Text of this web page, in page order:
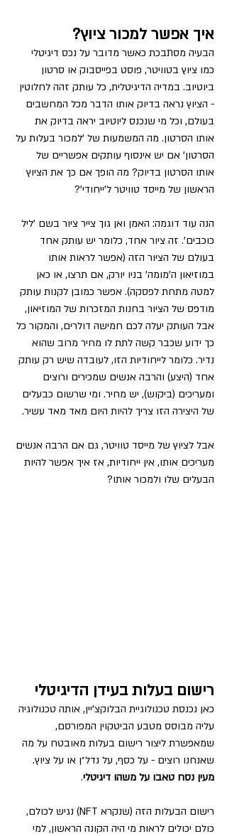
איך אפשר למכור ציוץ?
הבעיה מסתבכת כאשר מדובר על נכס דיגיטלי
כמו ציוץ בטוויטר, פוסט בפייסבוק או סרטון
ביוטיוב. במדיה הדיגיטלית, כל עותק זהה לחלוטין
- הציוץ נראה בדיוק אותו הדבר מכל המחשבים
בעולם, וכל מי שנכנס ליוטיוב יראה בדיוק את
אותו הסרטון. מה המשמעות של 'למכור בעלות על
הסרטון' אם יש אינסוף עותקים אפשריים של
אותו הסרטון בדיוק? מה הופך אם כך את הציוץ
הראשון של מייסד טוויטר ל'ייחודי'?
הנה עוד דוגמה: האמן ואן גוך צייר ציור בשם 'ליל
כוכבים'. זה ציור אחד, כלומר יש עותק אחד
בעולם של הציור הזה (אפשר לראות אותו
במוזיאון ה'מומה' בניו יורק, אם תרצו, או כאן
למטה מתחת לפסקה). אפשר כמובן לקנות עותק
מודפס של הציור בחנות המזכרות של המוזיאון,
אבל העותק יעלה לכם חמישה דולרים, והמקור כל
כך ידוע שכבר קשה לתת לו מחיר מרוב שהוא
נדיר. כלומר לייחודיות הזו, לעובדה שיש רק עותק
אחד (היצע) והרבה אנשים שמכירים ורוצים
ומעריכים (ביקוש), יש מחיר. ומי שרשום כבעלים
של היצירה הזו צריך להיות היום מאד מאד עשיר.
אבל לציוץ של מייסד טוויטר, גם אם הרבה אנשים
מעריכים אותו, אין ייחודיות, אז איך אפשר להיות
הבעלים שלו ולמכור אותו?
רישום בעלות בעידן הדיגיטלי
כאן נכנסת טכנולוגיית הבלוקצ'יין, אותה טכנולוגיה
עליה מבוסס מטבע הביטקוין המפורסם,
שמאפשרת ליצור רישום בעלות מאובטח על מה
שאנחנו רוצים - על כסף, על נדל״ן או על ציוץ.
מעין נסח טאבו על משהו דיגיטלי.
רישום הבעלות הזה (שנקרא NFT) נגיש לכולם,
כולם יכולים לראות מי היה הקונה הראשון, למי